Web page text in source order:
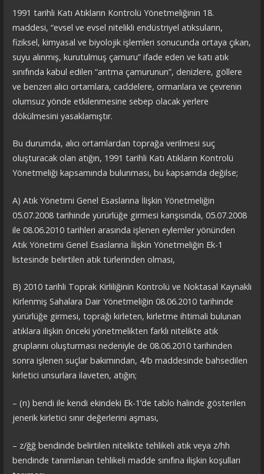
1991 tarihli Katı Atıkların Kontrolü Yönetmeliğinin 18.
maddesi, “evsel ve evsel nitelikli endüstriyel atıksuların,
fiziksel, kimyasal ve biyolojik işlemleri sonucunda ortaya çıkan,
suyu alınmış, kurutulmuş çamuru” ifade eden ve katı atık
sınıfında kabul edilen “arıtma çamurunun”, denizlere, göllere
ve benzeri alıcı ortamlara, caddelere, ormanlara ve çevrenin
olumsuz yönde etkilenmesine sebep olacak yerlere
dökülmesini yasaklamıştır.
Bu durumda, alıcı ortamlardan toprağa verilmesi suç
oluşturacak olan atığın, 1991 tarihli Katı Atıkların Kontrolü
Yönetmeliği kapsamında bulunması, bu kapsamda değilse;
A) Atık Yönetimi Genel Esaslarına İlişkin Yönetmeliğin
05.07.2008 tarihinde yürürlüğe girmesi karışısında, 05.07.2008
ile 08.06.2010 tarihleri arasında işlenen eylemler yönünden
Atık Yönetimi Genel Esaslarına İlişkin Yönetmeliğin Ek-1
listesinde belirtilen atık türlerinden olması,
B) 2010 tarihli Toprak Kirliliğinin Kontrolü ve Noktasal Kaynaklı
Kirlenmiş Sahalara Dair Yönetmeliğin 08.06.2010 tarihinde
yürürlüğe girmesi, toprağı kirleten, kirletme ihtimali bulunan
atıklara ilişkin önceki yönetmelikten farklı nitelikte atık
gruplarını oluşturması nedeniyle de 08.06.2010 tarihinden
sonra işlenen suçlar bakımından, 4/b maddesinde bahsedilen
kirletici unsurlara ilaveten, atığın;
– (n) bendi ile kendi ekindeki Ek-1’de tablo halinde gösterilen
jenerik kirletici sınır değerlerini aşması,
– z/ğğ bendinde belirtilen nitelikte tehlikeli atık veya z/hh
bendinde tanımlanan tehlikeli madde sınıfına ilişkin koşulları